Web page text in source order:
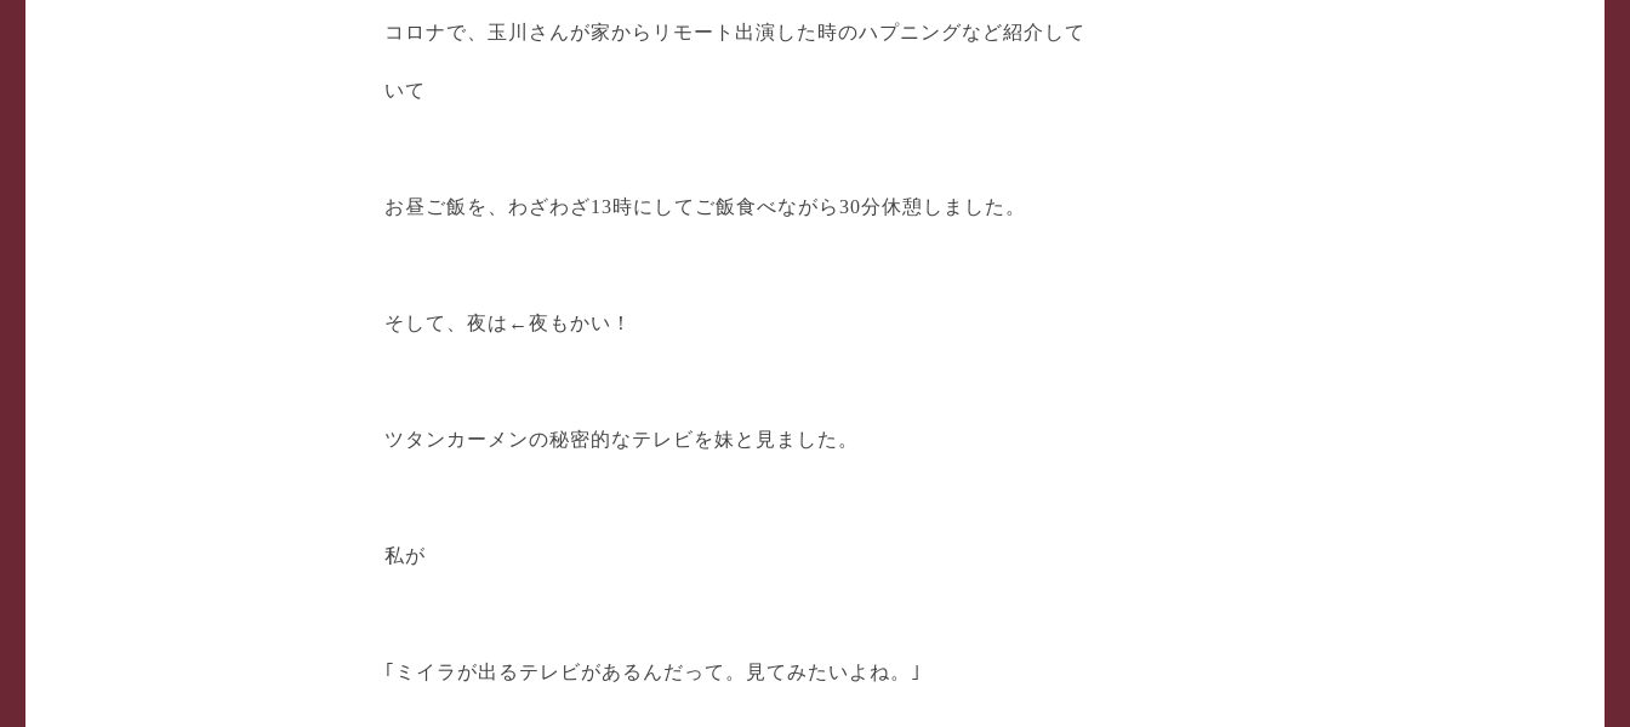
コロナで、玉川さんが家からリモート出演した時のハプニングなど紹介して
いて
お昼ご飯を、わざわざ13時にしてご飯食べながら30分休憩しました。
そして、夜は←夜もかい！
ツタンカーメンの秘密的なテレビを妹と見ました。
私が
｢ミイラが出るテレビがあるんだって。見てみたいよね。｣